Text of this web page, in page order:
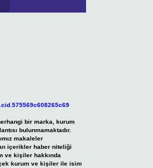
bir marka, kurum
bulunmamaktadır.
makaleler
içerikler haber niteliği
ve kişiler hakkında
kurum ve kişiler ile isim